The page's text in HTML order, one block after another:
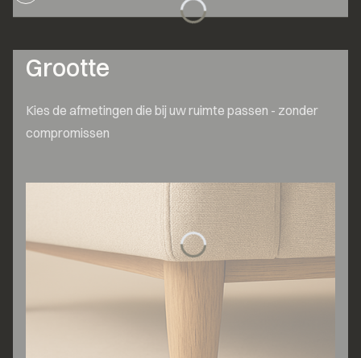
Grootte
Kies de afmetingen die bij uw ruimte passen - zonder
compromissen